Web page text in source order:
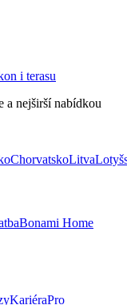
i terasu
a nejširší nabídkou
ChorvatskoLitva
Bonami Home
KariéraPro